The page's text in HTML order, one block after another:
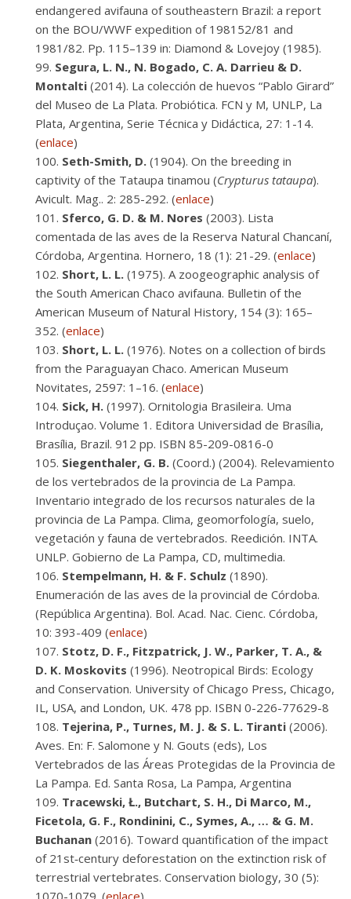
endangered avifauna of southeastern Brazil: a report
on the BOU/WWF expedition of 198152/81 and
1981/82. Pp. 115–139 in: Diamond & Lovejoy (1985).
Segura, L. N., N. Bogado, C. A. Darrieu & D.
Montalti (2014). La colección de huevos “Pablo Girard”
del Museo de La Plata. Probiótica. FCN y M, UNLP, La
Plata, Argentina, Serie Técnica y Didáctica, 27: 1-14.
(enlace)
Seth-Smith, D. (1904). On the breeding in
captivity of the Tataupa tinamou (Crypturus tataupa).
Avicult. Mag.. 2: 285-292. (enlace)
Sferco, G. D. & M. Nores (2003). Lista
comentada de las aves de la Reserva Natural Chancaní,
Córdoba, Argentina. Hornero, 18 (1): 21-29. (enlace)
Short, L. L. (1975). A zoogeographic analysis of
the South American Chaco avifauna. Bulletin of the
American Museum of Natural History, 154 (3): 165–
352. (enlace)
Short, L. L. (1976). Notes on a collection of birds
from the Paraguayan Chaco. American Museum
Novitates, 2597: 1–16. (enlace)
Sick, H. (1997). Ornitologia Brasileira. Uma
Introduçao. Volume 1. Editora Universidad de Brasília,
Brasília, Brazil. 912 pp. ISBN 85-209-0816-0
Siegenthaler, G. B. (Coord.) (2004). Relevamiento
de los vertebrados de la provincia de La Pampa.
Inventario integrado de los recursos naturales de la
provincia de La Pampa. Clima, geomorfología, suelo,
vegetación y fauna de vertebrados. Reedición. INTA.
UNLP. Gobierno de La Pampa, CD, multimedia.
Stempelmann, H. & F. Schulz (1890).
Enumeración de las aves de la provincial de Córdoba.
(República Argentina). Bol. Acad. Nac. Cienc. Córdoba,
10: 393-409 (enlace)
Stotz, D. F., Fitzpatrick, J. W., Parker, T. A., &
D. K. Moskovits (1996). Neotropical Birds: Ecology
and Conservation. University of Chicago Press, Chicago,
IL, USA, and London, UK. 478 pp. ISBN 0-226-77629-8
Tejerina, P., Turnes, M. J. & S. L. Tiranti (2006).
Aves. En: F. Salomone y N. Gouts (eds), Los
Vertebrados de las Áreas Protegidas de la Provincia de
La Pampa. Ed. Santa Rosa, La Pampa, Argentina
Tracewski, Ł., Butchart, S. H., Di Marco, M.,
Ficetola, G. F., Rondinini, C., Symes, A., … & G. M.
Buchanan (2016). Toward quantification of the impact
of 21st‐century deforestation on the extinction risk of
terrestrial vertebrates. Conservation biology, 30 (5):
1070-1079. (enlace)